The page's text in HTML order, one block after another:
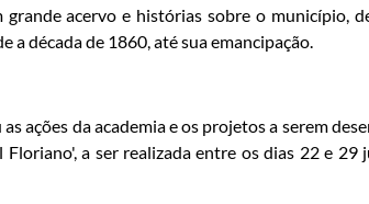
acervo e histórias sobre o município,
a década de 1860, até sua emancipação.
ações da academia e os projetos a serem
a ser realizada entre os dias 22 e 29